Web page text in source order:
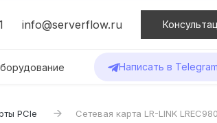
info@serverflow.ru
Написать в Telegram
PCIe Сетевая карта LR-LINK